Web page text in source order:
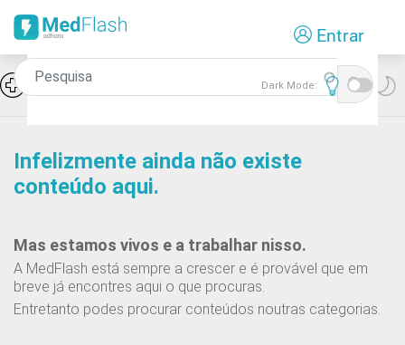
o
principal
Entrar
Icon Hiponatremia e SIADH Dark Mode:
Infelizmente ainda não existe
conteúdo aqui.
Mas estamos vivos e a trabalhar nisso.
A MedFlash está sempre a crescer e é provável que em
breve já encontres aqui o que procuras.
Entretanto podes procurar conteúdos noutras categorias.